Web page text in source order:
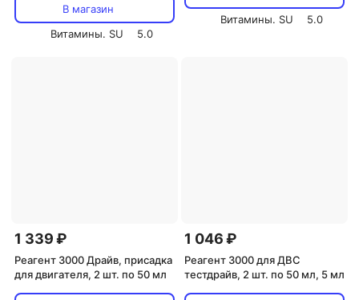
В магазин
Витамины. SU
5.0
Витамины. SU
5.0
1 339 ₽
Реагент 3000 Драйв, присадка
для двигателя, 2 шт. по 50 мл
1 046 ₽
Реагент 3000 для ДВС
тестдрайв, 2 шт. по 50 мл, 5 мл